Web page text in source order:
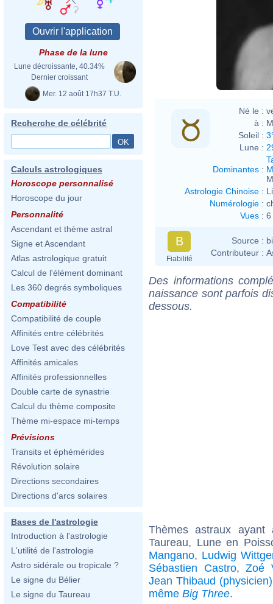
Phase de la lune
Lune décroissante, 40.34%
Dernier croissant
Mer. 12 août 17h37 T.U.
Recherche de célébrité
Calculs astrologiques
Horoscope personnalisé
Horoscope du jour
Personnalité
Ascendant et thème astral
Signe et Ascendant
Atlas astrologique gratuit
Calcul de l'élément dominant
Les 360 degrés symboliques
Compatibilité
Compatibilité de couple
Affinités entre célébrités
Love Test avec des célébrités
Affinités amicales
Affinités professionnelles
Double carte de synastrie
Calcul du thème composite
Thème mi-espace mi-temps
Prévisions
Transits et éphémérides
Révolution solaire
Directions secondaires
Directions d'arcs solaires
Bases de l'astrologie
Introduction à l'astrologie
L'utilité de l'astrologie
Astro sidérale ou tropicale ?
Le signe du Bélier
Le signe du Taureau
Né le :
à :
Soleil :
Lune :
Dominantes :
Astrologie Chinoise :
Numérologie :
Vues : 6
B
Fiabilité
Source :
Contributeur :
Des informations
naissance sont parfois
dessous.
Thèmes astraux
Taureau, Lune en
Mangano, Ludwig
Sébastien Castro,Zoé
Jean Thibaud (physicien)
même Big Three.